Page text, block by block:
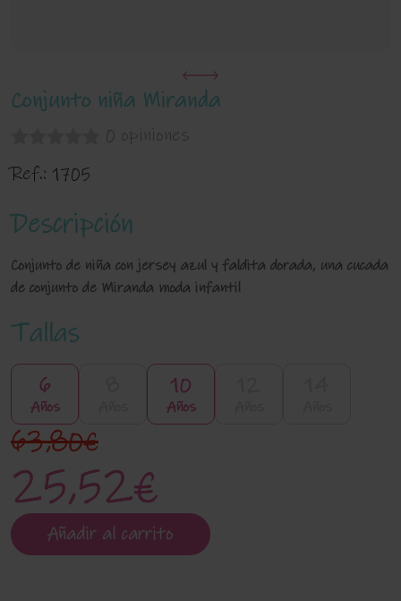
Conjunto niña Miranda
0 opiniones
Ref.: 1705
Descripción
Conjunto de niña con jersey azul y faldita dorada, una cucada
de conjunto de Miranda moda infantil
Tallas
6
Años
10
Años
25,52€
63,80€
Añadir al carrito